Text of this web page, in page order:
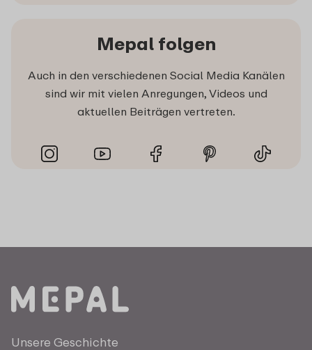
Mepal folgen
Auch in den verschiedenen Social Media Kanälen
sind wir mit vielen Anregungen, Videos und
aktuellen Beiträgen vertreten.
Unsere Geschichte